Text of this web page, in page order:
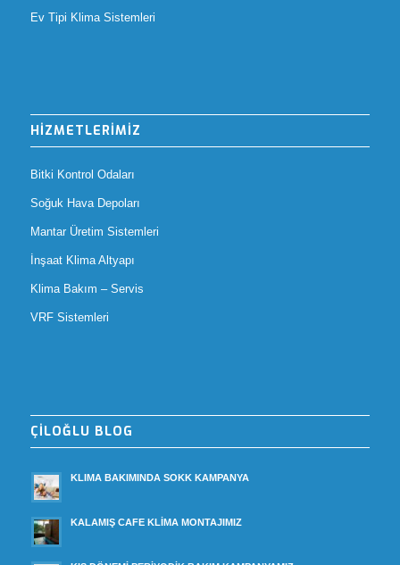
Ev Tipi Klima Sistemleri
HİZMETLERİMİZ
Bitki Kontrol Odaları
Soğuk Hava Depoları
Mantar Üretim Sistemleri
İnşaat Klima Altyapı
Klima Bakım – Servis
VRF Sistemleri
ÇİLOĞLU BLOG
KLIMA BAKIMINDA SOKK KAMPANYA
KALAMIŞ CAFE KLİMA MONTAJIMIZ